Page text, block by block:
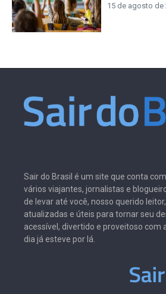
15 de agosto de
Sair do Brasil é um site que conta
vários viajantes, jornalistas e
de levar até você, nosso querido
atualizadas e úteis para tornar seu
acessível, divertido e proveitoso com
dia já esteve por lá.